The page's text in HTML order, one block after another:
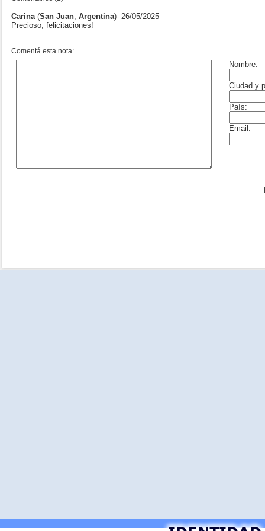
Carina(San Juan, Argentina)- 26/05/2025
Precioso, felicitaciones!
Comentá esta nota: